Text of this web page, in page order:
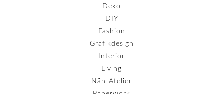
Deko
DIY
Fashion
Grafikdesign
Interior
Living
Näh-Atelier